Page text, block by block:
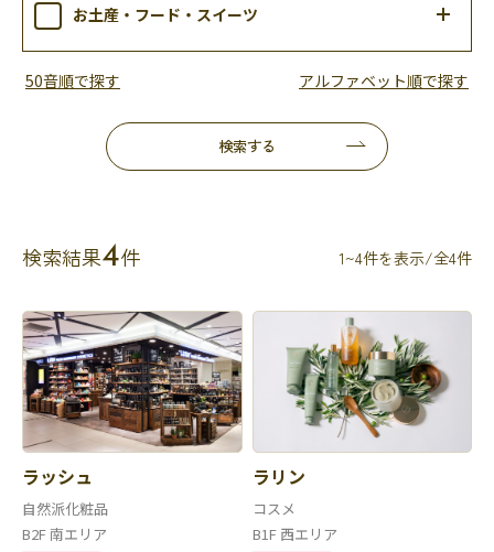
お土産・フード・スイーツ
50音順で探す アルファベット順で探す
検索する
検索結果4件 1~4件を表示/全4件
ラッシュ
自然派化粧品
B2F 南エリア
ラリン
コスメ
B1F 西エリア